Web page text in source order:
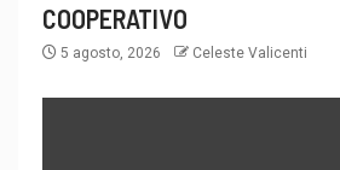
COOPERATIVO
5 agosto, 2026 Celeste Valicenti